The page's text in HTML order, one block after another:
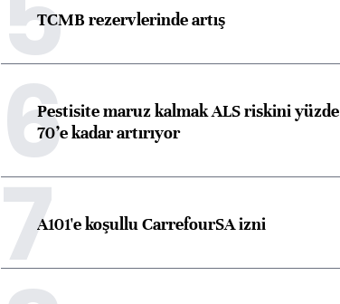
TCMB rezervlerinde artış
6Pestisite maruz kalmak ALS riskini yüzde
70’e kadar artırıyor
7A101'e koşullu CarrefourSA izni